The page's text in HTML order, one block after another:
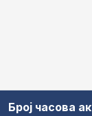
Број часова